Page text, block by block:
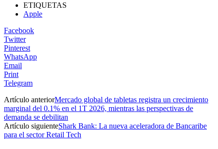
ETIQUETAS
Apple
Facebook
Twitter
Pinterest
WhatsApp
Email
Print
Telegram
Artículo anteriorMercado global de tabletas registra un crecimiento
marginal del 0.1% en el 1T 2026, mientras las perspectivas de
demanda se debilitan
Artículo siguienteShark Bank: La nueva aceleradora de Bancaribe
para el sector Retail Tech